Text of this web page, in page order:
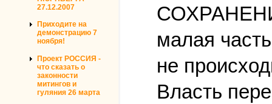
27.12.2007
Приходите на
демонстрацию 7
ноября!
Проект РОССИЯ -
что сказать о
законности
митингов и
гуляния 26 марта
малая
не
Власть